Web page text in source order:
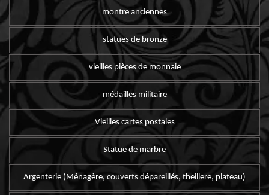
montre anciennes
statues de bronze
vieilles pièces de monnaie
médailles militaire
Vieilles cartes postales
Statue de marbre
Argenterie (Ménagère, couverts dépareillés, theillere, plateau)